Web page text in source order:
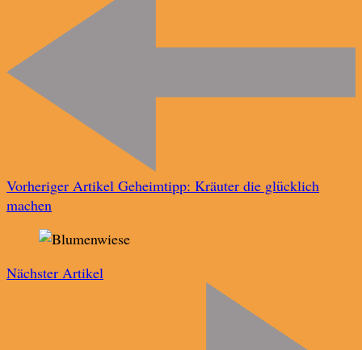
Vorheriger Artikel Geheimtipp: Kräuter die glücklich
machen
Nächster Artikel